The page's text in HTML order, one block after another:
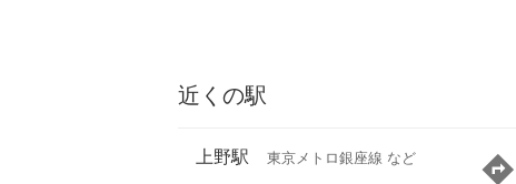
近くの駅
上野駅 東京メトロ銀座線 など